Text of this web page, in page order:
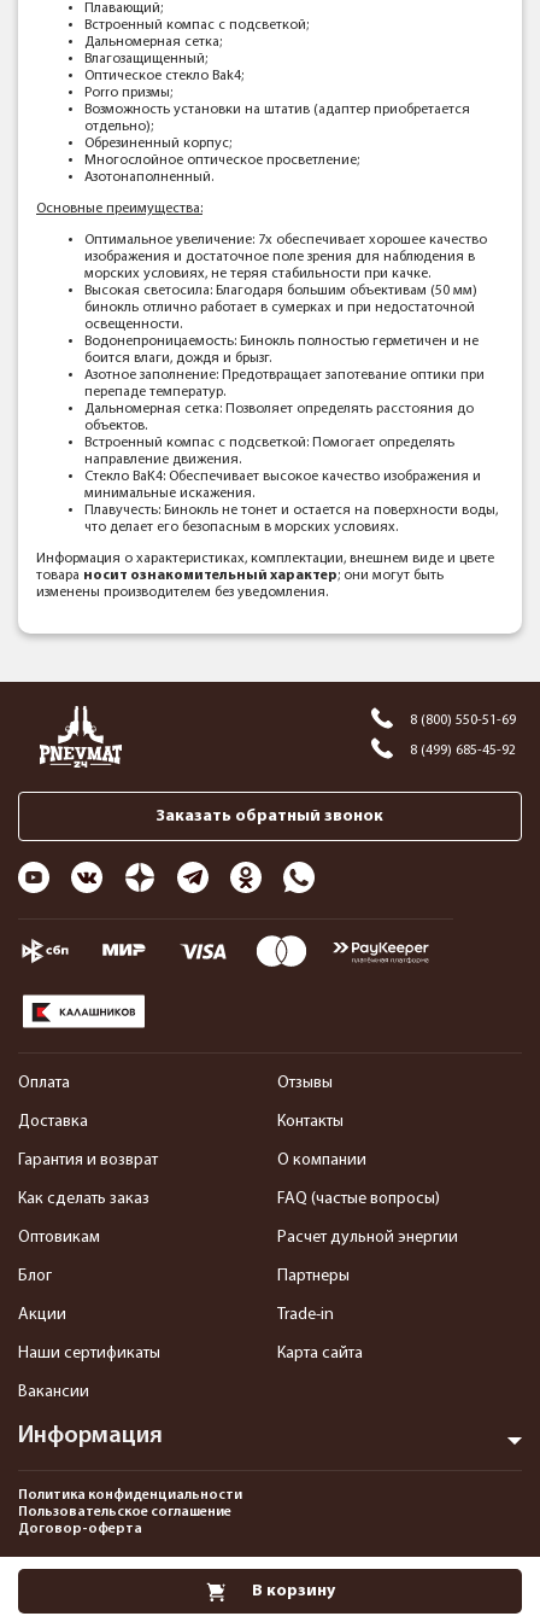
В корзину
Плавающий;
Встроенный компас с подсветкой;
Дальномерная сетка;
Влагозащищенный;
Оптическое стекло Bak4;
Porro призмы;
Возможность установки на штатив (адаптер приобретается
отдельно);
Обрезиненный корпус;
Многослойное оптическое просветление;
Азотонаполненный.
Основные преимущества:
Оптимальное увеличение: 7х обеспечивает хорошее качество
изображения и достаточное поле зрения для наблюдения в
морских условиях, не теряя стабильности при качке.
Высокая светосила: Благодаря большим объективам (50 мм)
бинокль отлично работает в сумерках и при недостаточной
освещенности.
Водонепроницаемость: Бинокль полностью герметичен и не
боится влаги, дождя и брызг.
Азотное заполнение: Предотвращает запотевание оптики при
перепаде температур.
Дальномерная сетка: Позволяет определять расстояния до
объектов.
Встроенный компас с подсветкой: Помогает определять
направление движения.
Стекло BaK4: Обеспечивает высокое качество изображения и
минимальные искажения.
Плавучесть: Бинокль не тонет и остается на поверхности воды,
что делает его безопасным в морских условиях.
Информация о характеристиках, комплектации, внешнем виде и цвете
товара носит ознакомительный характер; они могут быть
изменены производителем без уведомления.
8 (800) 550-51-69
8 (499) 685-45-92
Заказать обратный звонок
Информация
Оплата
Доставка
Гарантия и возврат
Как сделать заказ
Оптовикам
Блог
Акции
Наши сертификаты
Вакансии
Отзывы
Контакты
О компании
FAQ (частые вопросы)
Расчет дульной энергии
Партнеры
Trade-in
Карта сайта
Политика конфиденциальности
Пользовательское соглашение
Договор-оферта
2013-2026 Интернет-магазин пневматики, страйкбола и снаряжения–
Pnevmat24.ru. Все права защищены.©